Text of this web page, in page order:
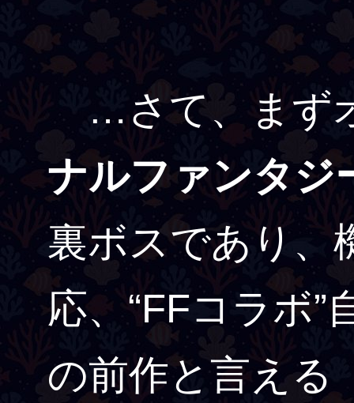
…さて、まず
ナルファンタジ
裏ボスであり、
応、“FFコラボ”
の前作と言える